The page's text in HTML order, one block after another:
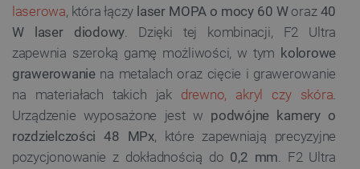
laserowa, która łączy laser MOPA o mocy 60 Woraz 40
W laser diodowy. Dzięki tej kombinacji, F2 Ultra
zapewnia szeroką gamę możliwości, w tym kolorowe
grawerowaniena metalach oraz cięcie i grawerowanie
na materiałach takich jak drewno, akryl czy skóra.
Urządzenie wyposażone jest w podwójne kamery o
rozdzielczości 48 MPx, które zapewniają precyzyjne
pozycjonowanie z dokładnością do 0,2 mm. F2 Ultra